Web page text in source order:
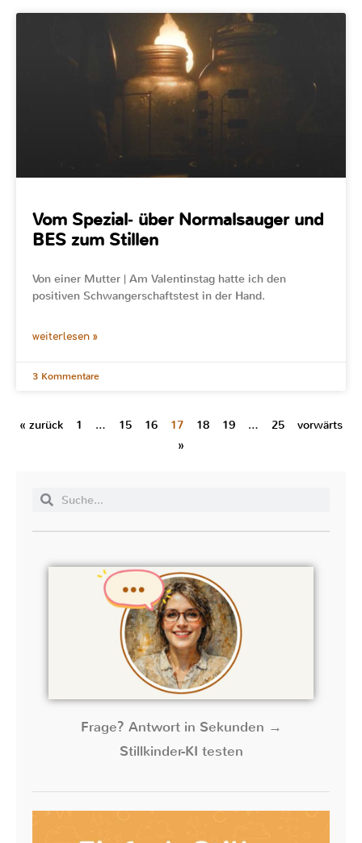
Vom Spezial‐ über Normalsauger und
BES zum Stillen
Von einer Mutter | Am Valentinstag hatte ich den
positiven Schwangerschaftstest in der Hand.
weiterlesen »
3 Kommentare
« zurück 1 … 15 16 17 18 19 … 25
vorwärts
»
Frage? Antwort in Sekunden →
Stillkinder-KI testen